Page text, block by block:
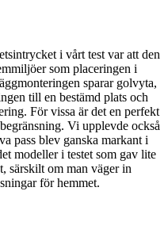
i vårt test var att den
som placeringen i
sparar golvyta,
till en bestämd plats och
För vissa är det en perfekt
Vi upplevde också
pass blev ganska markant i
modeller i testet som gav lite
särskilt om man väger in
för hemmet.